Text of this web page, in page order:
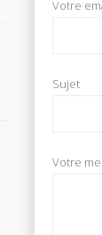
Votre
Sujet
Votre